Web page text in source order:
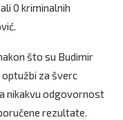
0 kriminalnih
što su Budimir
za šverc
nikakvu odgovornost
rezultate.